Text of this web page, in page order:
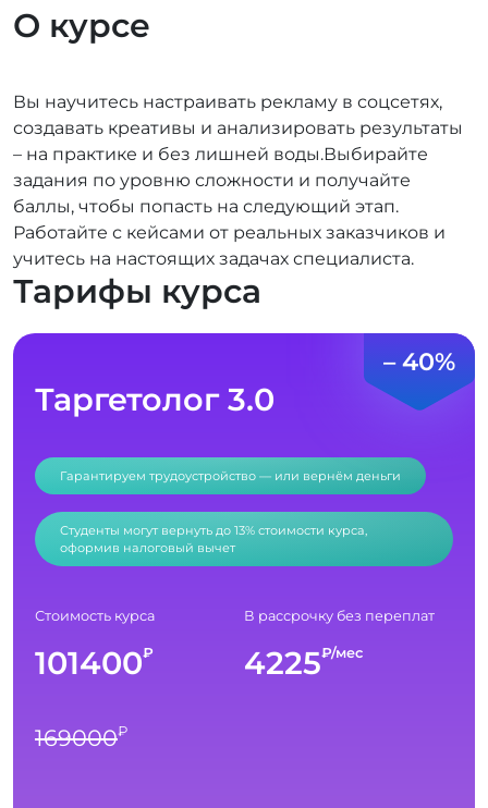
О курсе
Вы научитесь настраивать рекламу в соцсетях,
создавать креативы и анализировать результаты
– на практике и без лишней воды.Выбирайте
задания по уровню сложности и получайте
баллы, чтобы попасть на следующий этап.
Работайте с кейсами от реальных заказчиков и
учитесь на настоящих задачах специалиста.
Тарифы курса
– 40%
Таргетолог 3.0
Гарантируем трудоустройство — или вернём деньги
Студенты могут вернуть до 13% стоимости курса,
оформив налоговый вычет
Стоимость курса
101400₽
169000₽
В рассрочку без переплат
4225₽/мес